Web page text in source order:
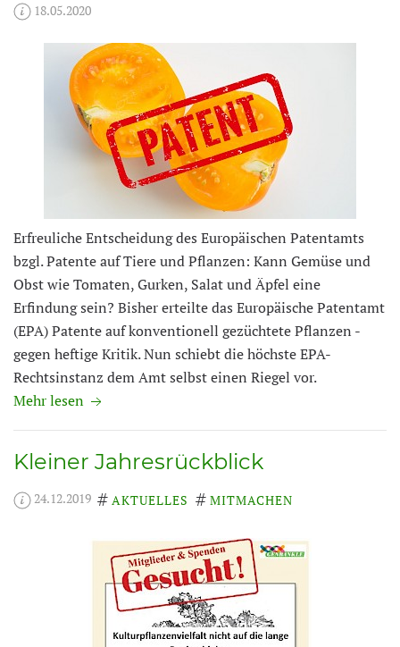
18.05.2020
Erfreuliche Entscheidung des Europäischen Patentamts
bzgl. Patente auf Tiere und Pflanzen: Kann Gemüse und
Obst wie Tomaten, Gurken, Salat und Äpfel eine
Erfindung sein? Bisher erteilte das Europäische Patentamt
(EPA) Patente auf konventionell gezüchtete Pflanzen -
gegen heftige Kritik. Nun schiebt die höchste EPA-
Rechtsinstanz dem Amt selbst einen Riegel vor.
Mehr lesen
Kleiner Jahresrückblick
24.12.2019 AKTUELLES MITMACHEN